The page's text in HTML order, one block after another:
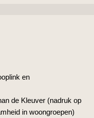
en
de Kleuver (nadruk op
in woongroepen)